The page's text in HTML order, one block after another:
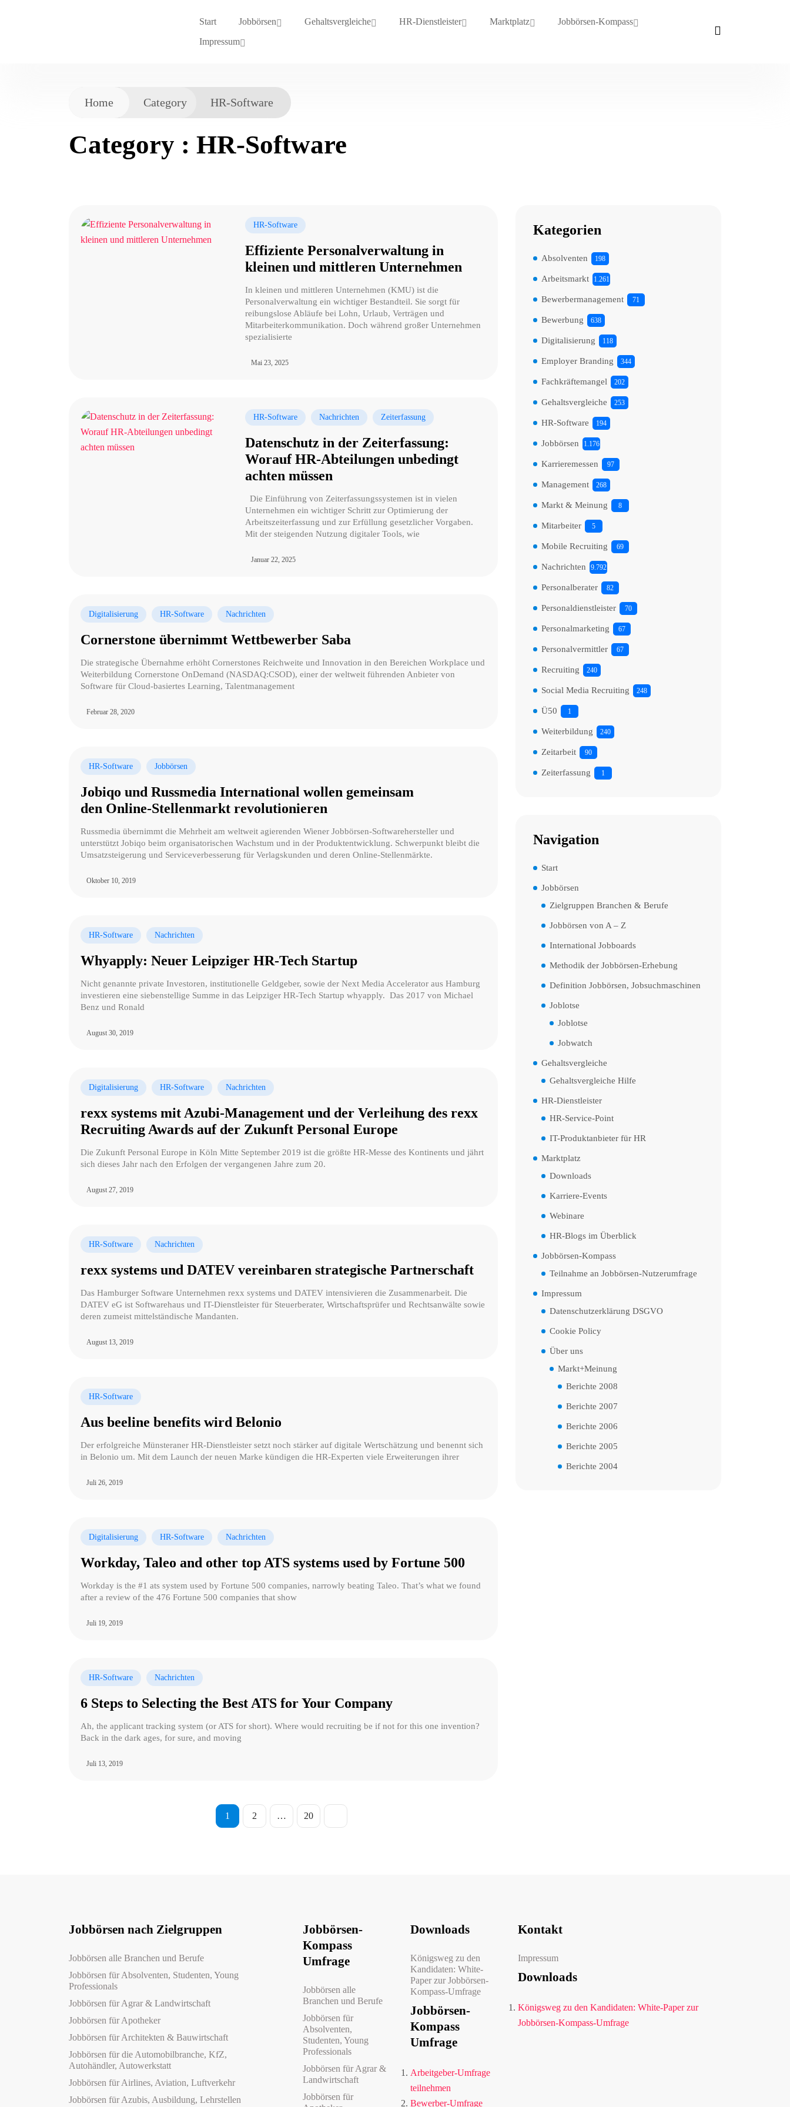
Start Jobbörsen Gehaltsvergleiche HR-Dienstleister Marktplatz
Jobbörsen-Kompass
Impressum
Home Category HR-Software
Category : HR-Software
HR-Software
Effiziente Personalverwaltung in
kleinen und mittleren Unternehmen
In kleinen und mittleren Unternehmen (KMU) ist die
Personalverwaltung ein wichtiger Bestandteil. Sie sorgt für
reibungslose Abläufe bei Lohn, Urlaub, Verträgen und
Mitarbeiterkommunikation. Doch während großer Unternehmen
spezialisierte
Mai 23, 2025
HR-Software Nachrichten Zeiterfassung
Datenschutz in der Zeiterfassung:
Worauf HR-Abteilungen unbedingt
achten müssen
Die Einführung von Zeiterfassungssystemen ist in vielen
Unternehmen ein wichtiger Schritt zur Optimierung der
Arbeitszeiterfassung und zur Erfüllung gesetzlicher Vorgaben.
Mit der steigenden Nutzung digitaler Tools, wie
Januar 22, 2025
Digitalisierung HR-Software Nachrichten
Cornerstone übernimmt Wettbewerber Saba
Die strategische Übernahme erhöht Cornerstones Reichweite und Innovation in den Bereichen Workplace und
Weiterbildung Cornerstone OnDemand (NASDAQ:CSOD), einer der weltweit führenden Anbieter von
Software für Cloud-basiertes Learning, Talentmanagement
Februar 28, 2020
HR-Software Jobbörsen
Jobiqo und Russmedia International wollen gemeinsam
den Online-Stellenmarkt revolutionieren
Russmedia übernimmt die Mehrheit am weltweit agierenden Wiener Jobbörsen-Softwarehersteller und
unterstützt Jobiqo beim organisatorischen Wachstum und in der Produktentwicklung. Schwerpunkt bleibt die
Umsatzsteigerung und Serviceverbesserung für Verlagskunden und deren Online-Stellenmärkte.
Oktober 10, 2019
HR-Software Nachrichten
Whyapply: Neuer Leipziger HR-Tech Startup
Nicht genannte private Investoren, institutionelle Geldgeber, sowie der Next Media Accelerator aus Hamburg
investieren eine siebenstellige Summe in das Leipziger HR-Tech Startup whyapply. Das 2017 von Michael
Benz und Ronald
August 30, 2019
Digitalisierung HR-Software Nachrichten
rexx systems mit Azubi-Management und der Verleihung des rexx
Recruiting Awards auf der Zukunft Personal Europe
Die Zukunft Personal Europe in Köln Mitte September 2019 ist die größte HR-Messe des Kontinents und jährt
sich dieses Jahr nach den Erfolgen der vergangenen Jahre zum 20.
August 27, 2019
HR-Software Nachrichten
rexx systems und DATEV vereinbaren strategische Partnerschaft
Das Hamburger Software Unternehmen rexx systems und DATEV intensivieren die Zusammenarbeit. Die
DATEV eG ist Softwarehaus und IT-Dienstleister für Steuerberater, Wirtschaftsprüfer und Rechtsanwälte sowie
deren zumeist mittelständische Mandanten.
August 13, 2019
HR-Software
Aus beeline benefits wird Belonio
Der erfolgreiche Münsteraner HR-Dienstleister setzt noch stärker auf digitale Wertschätzung und benennt sich
in Belonio um. Mit dem Launch der neuen Marke kündigen die HR-Experten viele Erweiterungen ihrer
Juli 26, 2019
Digitalisierung HR-Software Nachrichten
Workday, Taleo and other top ATS systems used by Fortune 500
Workday is the #1 ats system used by Fortune 500 companies, narrowly beating Taleo. That’s what we found
after a review of the 476 Fortune 500 companies that show
Juli 19, 2019
HR-Software Nachrichten
6 Steps to Selecting the Best ATS for Your Company
Ah, the applicant tracking system (or ATS for short). Where would recruiting be if not for this one invention?
Back in the dark ages, for sure, and moving
Juli 13, 2019
1 2 … 20
Kategorien
Absolventen 198
Arbeitsmarkt 1.261
Bewerbermanagement 71
Bewerbung 638
Digitalisierung 118
Employer Branding 344
Fachkräftemangel 202
Gehaltsvergleiche 253
HR-Software 194
Jobbörsen 1.176
Karrieremessen 97
Management 268
Markt & Meinung 8
Mitarbeiter 5
Mobile Recruiting 69
Nachrichten 9.792
Personalberater 82
Personaldienstleister 70
Personalmarketing 67
Personalvermittler 67
Recruiting 240
Social Media Recruiting 248
Ü50 1
Weiterbildung 240
Zeitarbeit 90
Zeiterfassung 1
Navigation
Start
Jobbörsen
Zielgruppen Branchen & Berufe
Jobbörsen von A – Z
International Jobboards
Methodik der Jobbörsen-Erhebung
Definition Jobbörsen, Jobsuchmaschinen
Joblotse
Joblotse
Jobwatch
Gehaltsvergleiche
Gehaltsvergleiche Hilfe
HR-Dienstleister
HR-Service-Point
IT-Produktanbieter für HR
Marktplatz
Downloads
Karriere-Events
Webinare
HR-Blogs im Überblick
Jobbörsen-Kompass
Teilnahme an Jobbörsen-Nutzerumfrage
Impressum
Datenschutzerklärung DSGVO
Cookie Policy
Über uns
Markt+Meinung
Berichte 2008
Berichte 2007
Berichte 2006
Berichte 2005
Berichte 2004
Jobbörsen nach Zielgruppen
Jobbörsen alle Branchen und Berufe
Jobbörsen für Absolventen, Studenten, Young
Professionals
Jobbörsen für Agrar & Landwirtschaft
Jobbörsen für Apotheker
Jobbörsen für Architekten & Bauwirtschaft
Jobbörsen für die Automobilbranche, KfZ,
Autohändler, Autowerkstatt
Jobbörsen für Airlines, Aviation, Luftverkehr
Jobbörsen für Azubis, Ausbildung, Lehrstellen
Jobbörsen-
Kompass
Umfrage
Jobbörsen alle
Branchen und Berufe
Jobbörsen für
Absolventen,
Studenten, Young
Professionals
Jobbörsen für Agrar &
Landwirtschaft
Jobbörsen für
Downloads
Königsweg zu den
Kandidaten: White-
Paper zur Jobbörsen-
Kompass-Umfrage
Jobbörsen-
Kompass
Umfrage
Arbeitgeber-Umfrage
teilnehmen
Bewerber-Umfrage
Kontakt
Impressum
Downloads
Königsweg zu den Kandidaten: White-Paper zur
Jobbörsen-Kompass-Umfrage